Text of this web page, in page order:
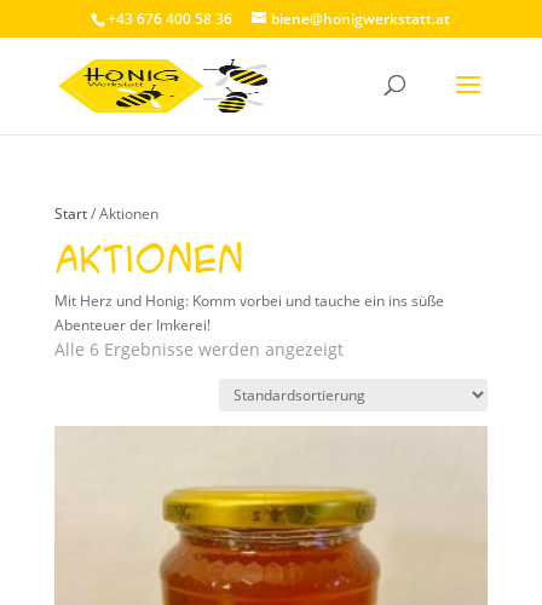
+43 676 400 58 36 biene@honigwerkstatt.at
Start/ Aktionen
Aktionen
Mit Herz und Honig: Komm vorbei und tauche ein ins süße
Abenteuer der Imkerei!
Alle 6 Ergebnisse werden angezeigt